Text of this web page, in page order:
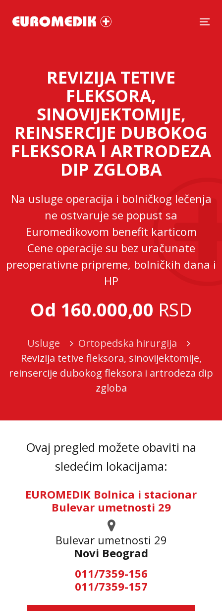
REVIZIJA TETIVE
FLEKSORA,
SINOVIJEKTOMIJE,
REINSERCIJE DUBOKOG
FLEKSORA I ARTRODEZA
DIP ZGLOBA
Na usluge operacija i bolničkog lečenja
ne ostvaruje se popust sa
Euromedikovom benefit karticom
Cene operacije su bez uračunate
preoperativne pripreme, bolničkih dana i
HP
Od 160.000,00 RSD
Usluge
Ortopedska hirurgija
Revizija tetive fleksora, sinovijektomije,
reinsercije dubokog fleksora i artrodeza dip
zgloba
Ovaj pregled možete obaviti na
sledećim lokacijama:
EUROMEDIK Bolnica i stacionar
Bulevar umetnosti 29
Bulevar umetnosti 29
Novi Beograd
011/7359-156
011/7359-157